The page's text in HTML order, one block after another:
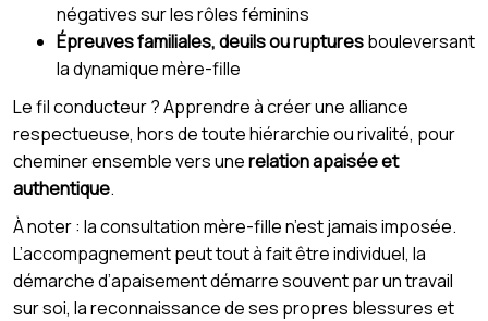
négatives sur les rôles féminins
Épreuves familiales, deuils ou rupturesbouleversant
la dynamique mère-fille
Le fil conducteur ? Apprendre à créer une alliance
respectueuse, hors de toute hiérarchie ou rivalité, pour
cheminer ensemble vers unerelation apaisée et
authentique.
À noter : la consultation mère-fille n’est jamais imposée.
L’accompagnement peut tout à fait être individuel, la
démarche d’apaisement démarre souvent par un travail
sur soi, la reconnaissance de ses propres blessures et